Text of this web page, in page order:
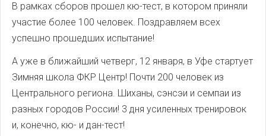
В рамках сборов прошел кю-тест, в котором приняли
участие более 100 человек. Поздравляем всех
успешно прошедших испытание!
А уже в ближайший четверг, 12 января, в Уфе стартует
Зимняя школа ФКР Центр! Почти 200 человек из
Центрального региона. Шиханы, сэнсэи и семпаи из
разных городов России! 3 дня усиленных тренировок
и, конечно, кю- и дан-тест!